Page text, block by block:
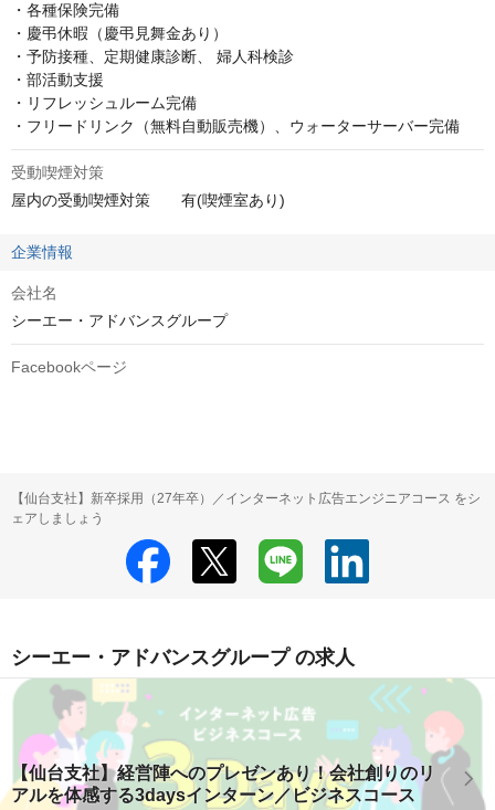
・各種保険完備
・慶弔休暇（慶弔見舞金あり）
・予防接種、定期健康診断、 婦人科検診
・部活動支援
・リフレッシュルーム完備
・フリードリンク（無料自動販売機）、ウォーターサーバー完備
受動喫煙対策
屋内の受動喫煙対策　　有(喫煙室あり)
企業情報
会社名
シーエー・アドバンスグループ
Facebookページ
【仙台支社】新卒採用（27年卒）／インターネット広告エンジニアコース をシ
ェアしましょう
シーエー・アドバンスグループ の求人
【仙台支社】経営陣へのプレゼンあり！会社創りのリ
アルを体感する3daysインターン／ビジネスコース